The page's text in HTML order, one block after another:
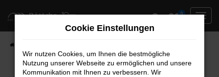
Zum
springen
0
Cookie Einstellungen
Wir nutzen Cookies, um Ihnen die bestmögliche
Nutzung unserer Webseite zu ermöglichen und unsere
Kommunikation mit Ihnen zu verbessern. Wir